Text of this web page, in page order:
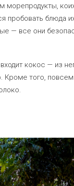
морепродукты,
пробовать блюда
— все они
кокос — из
Кроме того,